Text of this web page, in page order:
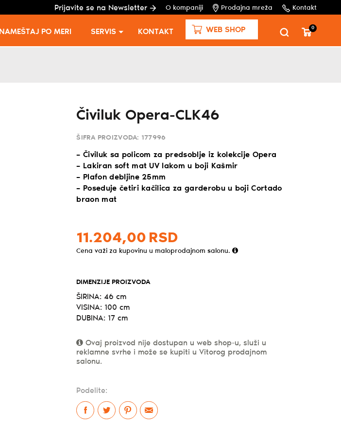
Prijavite se na Newsletter O kompaniji Prodajna mreža Kontakt
NAMEŠTAJ PO MERI SERVIS KONTAKT WEB SHOP 0
Čiviluk Opera-CLK46
ŠIFRA PROIZVODA: 177996
– Čiviluk sa policom za predsoblje iz kolekcije Opera
– Lakiran soft mat UV lakom u boji Kašmir
– Plafon debljine 25mm
– Poseduje četiri kačilica za garderobu u boji Cortado
braon mat
11.204,00 RSD
Cena važi za kupovinu u maloprodajnom salonu.
DIMENZIJE PROIZVODA
ŠIRINA: 46 cm
VISINA: 100 cm
DUBINA: 17 cm
Ovaj proizvod nije dostupan u web shop-u, služi u
reklamne svrhe i može se kupiti u Vitorog prodajnom
salonu.
Podelite: